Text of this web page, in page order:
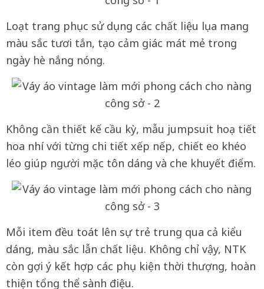
Loạt trang phục sử dụng các chất liệu lụa mang
màu sắc tươi tắn, tạo cảm giác mát mẻ trong
ngày hè nắng nóng.
Không cần thiết kế cầu kỳ, mẫu jumpsuit hoạ tiết
hoa nhí với từng chi tiết xếp nếp, chiết eo khéo
léo giúp người mặc tôn dáng và che khuyết điểm.
Mỗi item đều toát lên sự trẻ trung qua cả kiểu
dáng, màu sắc lẫn chất liệu. Không chỉ vậy, NTK
còn gợi ý kết hợp các phụ kiện thời thượng, hoàn
thiện tổng thể sành điệu.